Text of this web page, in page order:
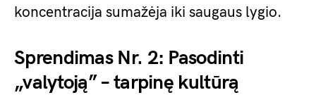
koncentracija sumažėja iki saugaus lygio.
Sprendimas Nr. 2: Pasodinti
„valytoją” – tarpinę kultūrą